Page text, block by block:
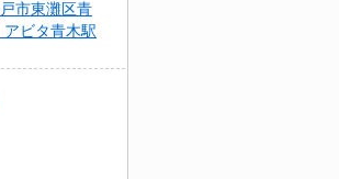
市東灘区青
ビタ青木駅